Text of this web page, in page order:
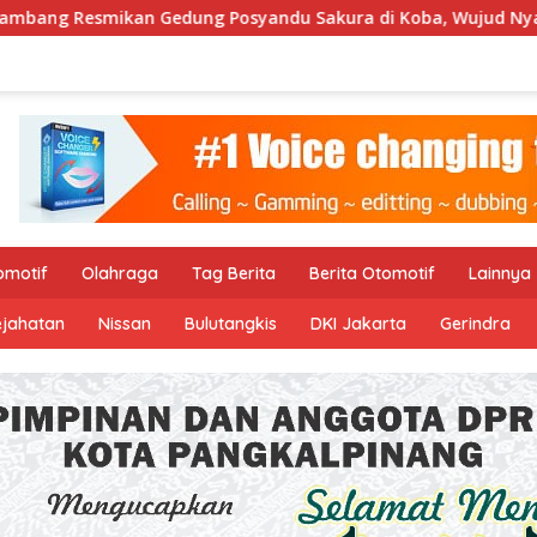
Posyandu Sakura di Koba, Wujud Nyata Komitmen PPM
Olahraga Tag Berita Berita Otomotif Lainnya
Nissan Bulutangkis DKI Jakarta Gerindra